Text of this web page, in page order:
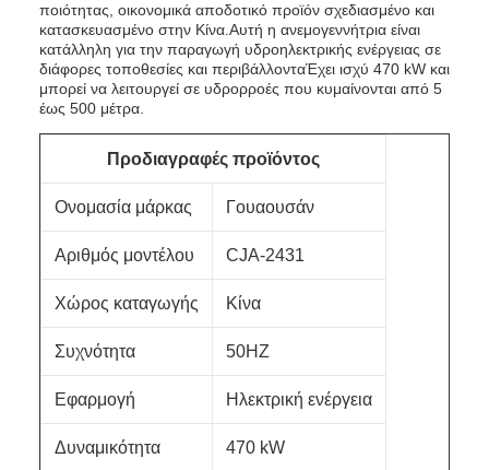
ποιότητας, οικονομικά αποδοτικό προϊόν σχεδιασμένο και
κατασκευασμένο στην Κίνα.Αυτή η ανεμογεννήτρια είναι
κατάλληλη για την παραγωγή υδροηλεκτρικής ενέργειας σε
διάφορες τοποθεσίες και περιβάλλονταΈχει ισχύ 470 kW και
μπορεί να λειτουργεί σε υδρορροές που κυμαίνονται από 5
έως 500 μέτρα.
Προδιαγραφές προϊόντος
Ονομασία μάρκας Γουαουσάν
Αριθμός μοντέλου CJA-2431
Χώρος καταγωγής Κίνα
Συχνότητα 50HZ
Εφαρμογή Ηλεκτρική ενέργεια
Δυναμικότητα 470 kW